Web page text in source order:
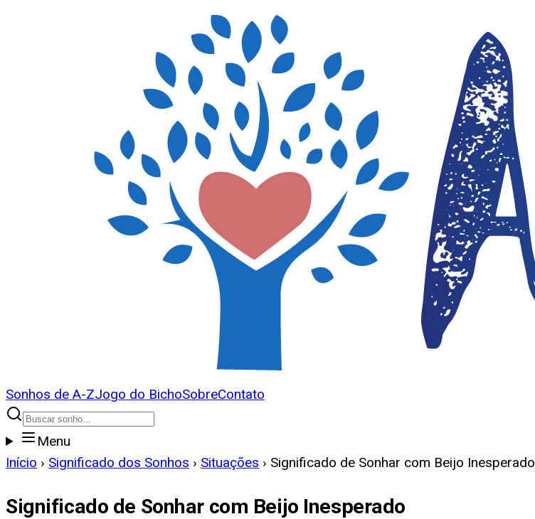
Sonhos de A-ZJogo do BichoSobreContato
Menu
Início › Significado dos Sonhos › Situações › Significado de Sonhar com Beijo Inesperado
Significado de Sonhar com Beijo Inesperado